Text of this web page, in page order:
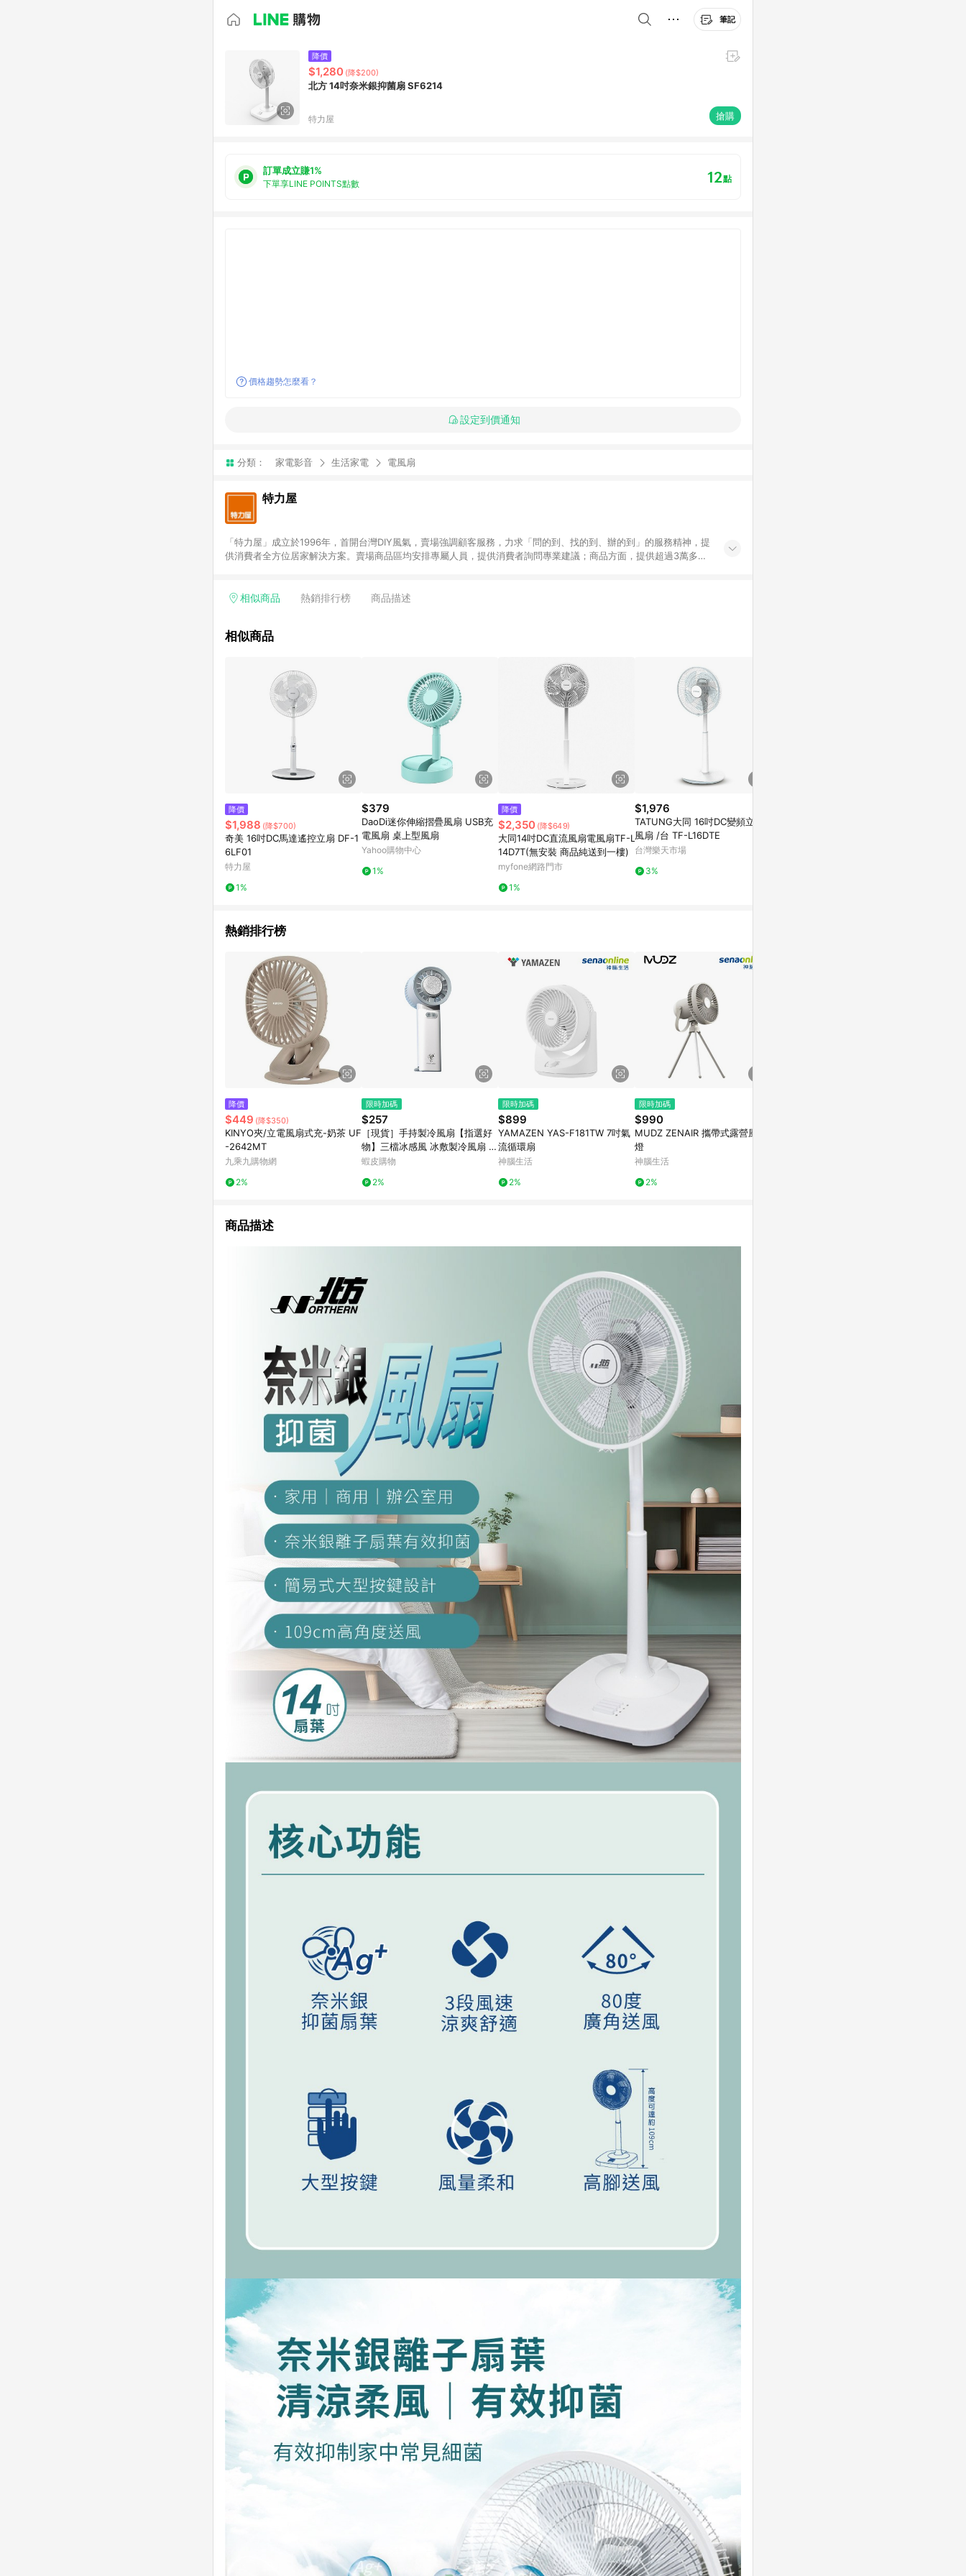
筆記
降價
$1,280 (降$200)
北方 14吋奈米銀抑菌扇 SF6214
特力屋 搶購
訂單成立賺1%
下單享LINE POINTS點數 12點
價格趨勢怎麼看？
設定到價通知
分類： 家電影音 生活家電 電風扇
特力屋
「特力屋」成立於1996年，首開台灣DIY風氣，賣場強調顧客服務，力求「問的到、找的到、辦的到」的服務精神，提
供消費者全方位居家解決方案。賣場商品區均安排專屬人員，提供消費者詢問專業建議；商品方面，提供超過3萬多種
升服務質感，期望每一位來店顧客，能輕鬆挑選到商品(Simple to choose)、在最短的時間內完成訂購或結帳流程
相似商品 熱銷排行榜 商品描述
相似商品
降價
$1,988 (降$700)
奇美 16吋DC馬達遙控立扇 DF-1
6LF01
特力屋
1%
$379
DaoDi迷你伸縮摺疊風扇 USB充
電風扇 桌上型風扇
Yahoo購物中心
1%
降價
$2,350 (降$649)
大同14吋DC直流風扇電風扇TF-L
14D7T(無安裝 商品純送到一樓)
myfone網路門市
1%
$1,976
TATUNG大同 16吋DC變頻立扇
風扇 /台 TF-L16DTE
台灣樂天市場
3%
熱銷排行榜
降價
$449 (降$350)
KINYO夾/立電風扇式充-奶茶 UF
-2642MT
九乘九購物網
2%
限時加碼
$257
［現貨］手持製冷風扇【指選好
物】三檔冰感風 冰敷製冷風扇 冰
敷風扇 手持風扇 小風扇 製冷風
蝦皮購物
2%
限時加碼
$899
YAMAZEN YAS-F181TW 7吋氣
流循環扇
神腦生活
2%
限時加碼
$990
MUDZ ZENAIR 攜帶式露營風扇
燈
神腦生活
2%
商品描述